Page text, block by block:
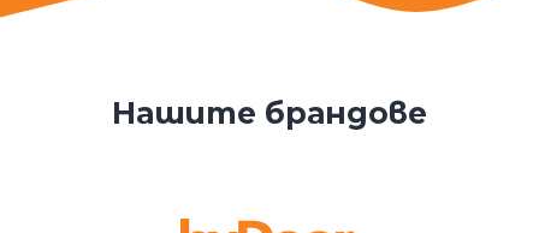
Нашите брандове